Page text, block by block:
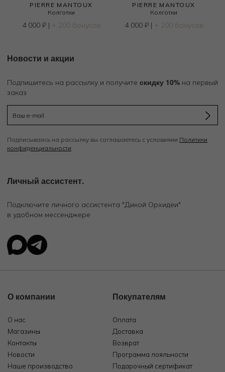
PIERRE MANTOUX
Колготки
4 000 ₽| + 200 бонусов
PIERRE MANTOUX
Колготки
4 000 ₽| + 200 бонусов
Новости и акции
Подпишитесь на рассылку и получите скидку 10% на первый
заказ
Подписываясь на рассылку вы соглашаетесь с условиями Политики
конфиденциальности
Личный ассистент.
Подключите личного ассистента "Дикой Орхидеи"
в удобном мессенджере
О компании
О нас
Магазины
Контакты
Новости
Наше производство
Покупателям
Оплата
Доставка
Возврат
Программа лояльности
Подарочный сертификат